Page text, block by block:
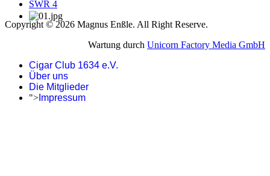
SWR 4
Copyright © 2026 Magnus Enßle. All Right Reserve.
Wartung durch Unicorn Factory Media GmbH
Cigar Club 1634 e.V.
Über uns
Die Mitglieder
"> Impressum